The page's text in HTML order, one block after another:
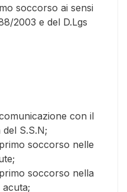
soccorso ai sensi
2003 e del D.Lgs
con il
S.S.N;
soccorso nelle
soccorso nella